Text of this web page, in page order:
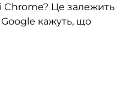
Chrome? Це залежить
Google кажуть, що